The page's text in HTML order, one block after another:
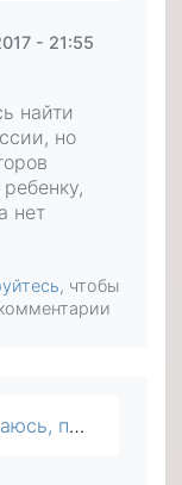
- 21:55
найти
но
нет
, чтобы
ребенку, захотят ли возить ко мне. Пока нет желающих.